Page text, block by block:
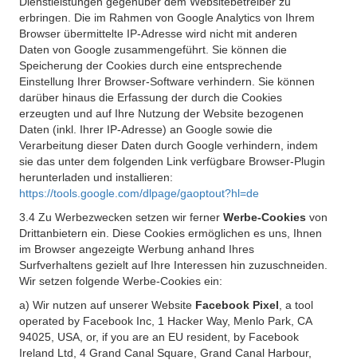
erbringen. Die im Rahmen von Google Analytics von Ihrem
Browser übermittelte IP-Adresse wird nicht mit anderen
Daten von Google zusammengeführt. Sie können die
Speicherung der Cookies durch eine entsprechende
Einstellung Ihrer Browser-Software verhindern. Sie können
darüber hinaus die Erfassung der durch die Cookies
erzeugten und auf Ihre Nutzung der Website bezogenen
Daten (inkl. Ihrer IP-Adresse) an Google sowie die
Verarbeitung dieser Daten durch Google verhindern, indem
sie das unter dem folgenden Link verfügbare Browser-Plugin
herunterladen und installieren:
https://tools.google.com/dlpage/gaoptout?hl=de
3.4 Zu Werbezwecken setzen wir ferner Werbe-Cookies von
Drittanbietern ein. Diese Cookies ermöglichen es uns, Ihnen
im Browser angezeigte Werbung anhand Ihres
Surfverhaltens gezielt auf Ihre Interessen hin zuzuschneiden.
Wir setzen folgende Werbe-Cookies ein:
a) Wir nutzen auf unserer Website Facebook Pixel , a tool
operated by Facebook Inc, 1 Hacker Way, Menlo Park, CA
94025, USA, or, if you are an EU resident, by Facebook
Ireland Ltd, 4 Grand Canal Square, Grand Canal Harbour,